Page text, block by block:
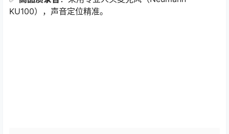
KU100），声音定位精准。